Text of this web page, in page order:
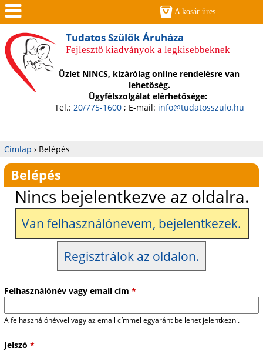
Jump to navigation
Tudatos Szülők Áruháza
Fejlesztő kiadványok a legkisebbeknek
Üzlet NINCS, kizárólag online rendelésre van
lehetőség.
Ügyfélszolgálat elérhetősége:
Tel.: 20/775-1600; E-mail: info@tudatosszulo.hu
Jelenlegi
hely
Címlap › Belépés
Belépés
Nincs bejelentkezve az oldalra.
Van felhasználónevem, bejelentkezek.
Regisztrálok az oldalon.
Felhasználónév vagy email cím *
A felhasználónévvel vagy az email címmel egyaránt be lehet jelentkezni.
Jelszó *
A kosár üres.
Men
ü